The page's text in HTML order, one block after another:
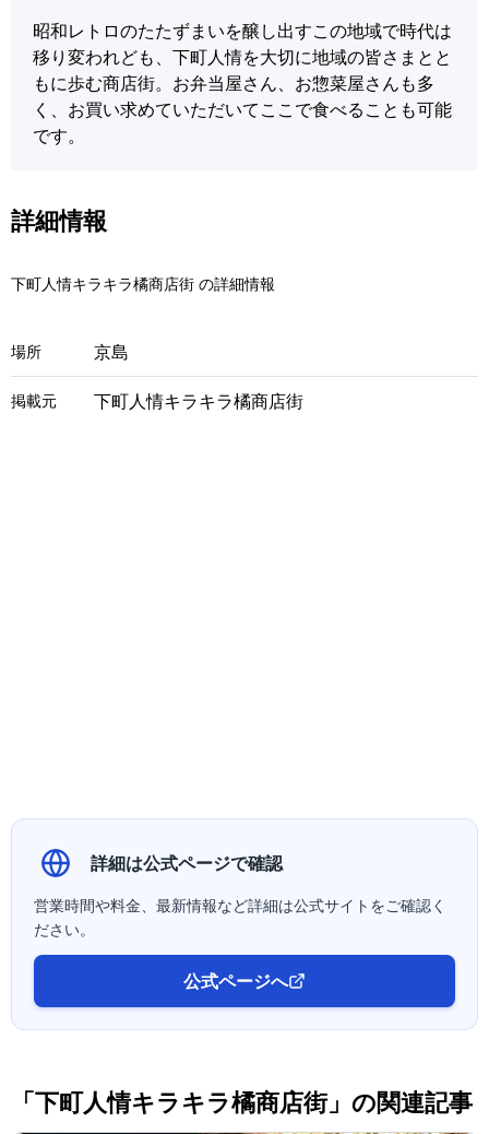
昭和レトロのたたずまいを醸し出すこの地域で時代は
移り変われども、下町人情を大切に地域の皆さまとと
もに歩む商店街。お弁当屋さん、お惣菜屋さんも多
く、お買い求めていただいてここで食べることも可能
です。
詳細情報
下町人情キラキラ橘商店街 の詳細情報
場所 京島
掲載元 下町人情キラキラ橘商店街
詳細は公式ページで確認
営業時間や料金、最新情報など詳細は公式サイトをご確認く
ださい。
公式ページへ
「下町人情キラキラ橘商店街」の関連記事